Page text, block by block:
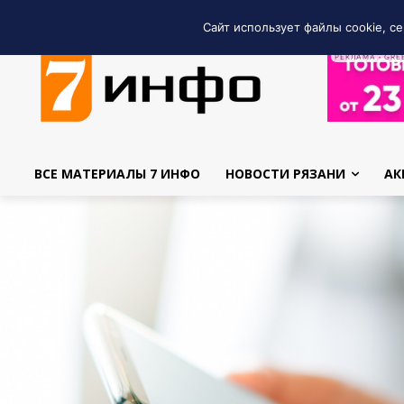
РЕКЛАМА •
ВСЕ МАТЕРИАЛЫ 7 ИНФО НОВОСТИ РЯЗАНИ
Сайт использует файлы cookie,